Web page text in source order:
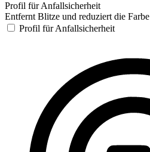
Profil für Anfallsicherheit
Entfernt Blitze und reduziert die Farbe
Profil für Anfallsicherheit